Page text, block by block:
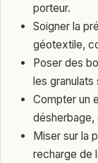
porteur.
Soigner la
géotextile,
Poser des
les granulats
Compter un
désherbage,
Miser sur la
recharge de